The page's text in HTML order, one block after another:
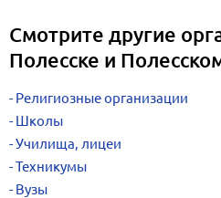
Смотрите другие
Полесске и
Религиозные организации
Школы
Училища, лицеи
Техникумы
Вузы